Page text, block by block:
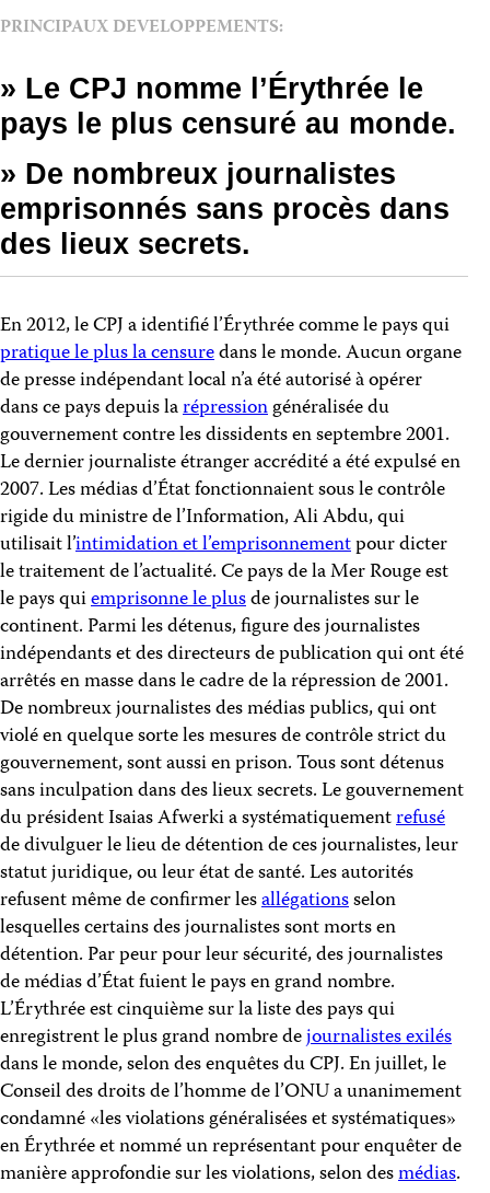
PRINCIPAUX DEVELOPPEMENTS:
» Le CPJ nomme l’Érythrée le
pays le plus censuré au monde.
» De nombreux journalistes
emprisonnés sans procès dans
des lieux secrets.
En 2012, le CPJ a identifié l’Érythrée comme le pays qui
pratique le plus la censuredans le monde. Aucun organe
de presse indépendant local n’a été autorisé à opérer
dans ce pays depuis larépressiongénéralisée du
gouvernement contre les dissidents en septembre 2001.
Le dernier journaliste étranger accrédité a été expulsé en
2007. Les médias d’État fonctionnaient sous le contrôle
rigide du ministre de l’Information, Ali Abdu, qui
utilisait l’intimidation et l’emprisonnementpour dicter
le traitement de l’actualité. Ce pays de la Mer Rouge est
le pays quiemprisonne le plusde journalistes sur le
continent. Parmi les détenus, figure des journalistes
indépendants et des directeurs de publication qui ont été
arrêtés en masse dans le cadre de la répression de 2001.
De nombreux journalistes des médias publics, qui ont
violé en quelque sorte les mesures de contrôle strict du
gouvernement, sont aussi en prison. Tous sont détenus
sans inculpation dans des lieux secrets. Le gouvernement
du président Isaias Afwerki a systématiquementrefusé
de divulguer le lieu de détention de ces journalistes, leur
statut juridique, ou leur état de santé. Les autorités
refusent même de confirmer lesallégationsselon
lesquelles certains des journalistes sont morts en
détention. Par peur pour leur sécurité, des journalistes
de médias d’État fuient le pays en grand nombre.
L’Érythrée est cinquième sur la liste des pays qui
enregistrent le plus grand nombre dejournalistes exilés
dans le monde, selon des enquêtes du CPJ. En juillet, le
Conseil des droits de l’homme de l’ONU a unanimement
condamné «les violations généralisées et systématiques»
en Érythrée et nommé un représentant pour enquêter de
manière approfondie sur les violations, selon desmédias.